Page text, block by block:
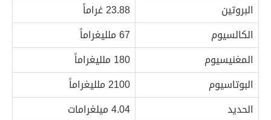
البروتين
23.88 غراماً
الكالسيوم
67 ملليغراماً
المغنيسيوم
180 ملليغراماً
البوتاسيوم
2100 ملليغراماً
الحديد
4.04 ميلغرامات